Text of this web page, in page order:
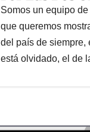
Somos un equipo
que queremos
del país de siempre,
está olvidado, el de